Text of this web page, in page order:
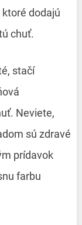
ktoré dodajú
chuť.
stačí
Neviete,
sú zdravé
prídavok
farbu